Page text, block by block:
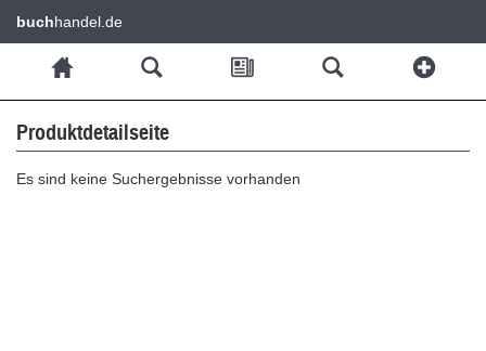
buchhandel.de
Produktdetailseite
Es sind keine Suchergebnisse vorhanden